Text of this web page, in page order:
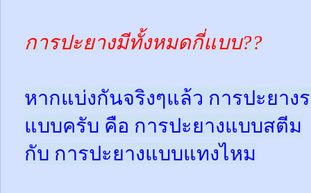
การปะยางมีทั้งหมดกี่แบบ??
หากแบ่งกันจริงๆแล้ว การปะยาง
แบบครับ คือ การปะยางแบบสตีม
กับ การปะยางแบบแทงไหม